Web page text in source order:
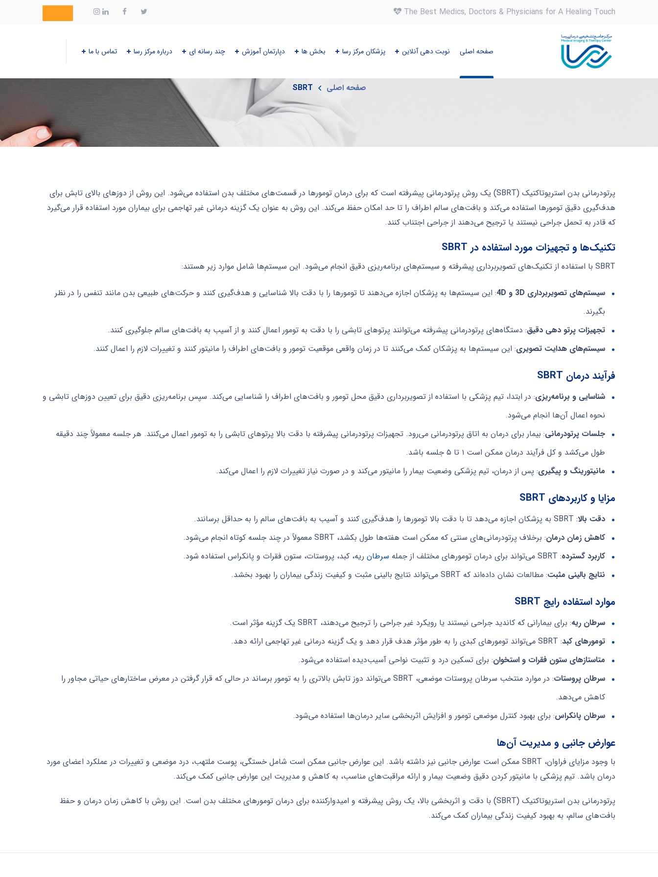
The Best Medics, Doctors & Physicians for A Healing Touch
صفحه اصلی نوبت دهی آنلاین پزشکان مرکز رسا بخش ها دپارتمان آموزش چند رسانه ای درباره مرکز رسا تماس با ما SBRT
صفحه اصلی SBRT
پرتودرمانی بدن استریوتاکتیک (SBRT) یک روش پرتودرمانی پیشرفته است که برای درمان تومورها در قسمت‌های مختلف بدن استفاده می‌شود. این روش از دوزهای بالای تابش برای
هدف‌گیری دقیق تومورها استفاده می‌کند و بافت‌های سالم اطراف را تا حد امکان حفظ می‌کند. این روش به عنوان یک گزینه درمانی غیر تهاجمی برای بیماران مورد استفاده قرار می‌گیرد
که قادر به تحمل جراحی نیستند یا ترجیح می‌دهند از جراحی اجتناب کنند.
تکنیک‌ها و تجهیزات مورد استفاده در SBRT
SBRT با استفاده از تکنیک‌های تصویربرداری پیشرفته و سیستم‌های برنامه‌ریزی دقیق انجام می‌شود. این سیستم‌ها شامل موارد زیر هستند:
سیستم‌های تصویربرداری 3D و 4D
: این سیستم‌ها به پزشکان اجازه می‌دهند تا تومورها را با دقت بالا شناسایی و هدف‌گیری کنند و حرکت‌های طبیعی بدن مانند تنفس را در نظر
بگیرند.
تجهیزات پرتو دهی دقیق: دستگاه‌های پرتودرمانی پیشرفته می‌توانند پرتوهای تابشی را با دقت به تومور اعمال کنند و از آسیب به بافت‌های سالم جلوگیری کنند.
سیستم‌های هدایت تصویری: این سیستم‌ها به پزشکان کمک می‌کنند تا در زمان واقعی موقعیت تومور و بافت‌های اطراف را مانیتور کنند و تغییرات لازم را اعمال کنند.
فرآیند درمان SBRT
شناسایی و برنامه‌ریزی: در ابتدا، تیم پزشکی با استفاده از تصویربرداری دقیق محل تومور و بافت‌های اطراف را شناسایی می‌کند. سپس برنامه‌ریزی دقیق برای تعیین دوزهای تابشی و
نحوه اعمال آن‌ها انجام می‌شود.
جلسات پرتودرمانی: بیمار برای درمان به اتاق پرتودرمانی می‌رود. تجهیزات پرتودرمانی پیشرفته با دقت بالا پرتوهای تابشی را به تومور اعمال می‌کنند. هر جلسه معمولاً چند دقیقه
طول می‌کشد و کل فرآیند درمان ممکن است ۱ تا ۵ جلسه باشد.
مانیتورینگ و پیگیری: پس از درمان، تیم پزشکی وضعیت بیمار را مانیتور می‌کند و در صورت نیاز تغییرات لازم را اعمال می‌کند.
مزایا و کاربردهای SBRT
دقت بالا: SBRT به پزشکان اجازه می‌دهد تا با دقت بالا تومورها را هدف‌گیری کنند و آسیب به بافت‌های سالم را به حداقل برسانند.
کاهش زمان درمان: برخلاف پرتودرمانی‌های سنتی که ممکن است هفته‌ها طول بکشد، SBRT معمولاً در چند جلسه کوتاه انجام می‌شود.
کاربرد گسترده: SBRT می‌تواند برای درمان تومورهای مختلف از جمله سرطان ریه، کبد، پروستات، ستون فقرات و پانکراس استفاده شود.
نتایج بالینی مثبت: مطالعات نشان داده‌اند که SBRT می‌تواند نتایج بالینی مثبت و کیفیت زندگی بیماران را بهبود بخشد.
موارد استفاده رایج SBRT
سرطان ریه: برای بیمارانی که کاندید جراحی نیستند یا رویکرد غیر جراحی را ترجیح می‌دهند، SBRT یک گزینه مؤثر است.
تومورهای کبد: SBRT می‌تواند تومورهای کبدی را به طور مؤثر هدف قرار دهد و یک گزینه درمانی غیر تهاجمی ارائه دهد.
متاستازهای ستون فقرات و استخوان: برای تسکین درد و تثبیت نواحی آسیب‌دیده استفاده می‌شود.
سرطان پروستات
: در موارد منتخب سرطان پروستات موضعی، SBRT می‌تواند دوز تابش بالاتری را به تومور برساند در حالی که قرار گرفتن در معرض ساختارهای حیاتی مجاور را
کاهش می‌دهد.
سرطان پانکراس: برای بهبود کنترل موضعی تومور و افزایش اثربخشی سایر درمان‌ها استفاده می‌شود.
عوارض جانبی و مدیریت آن‌ها
با وجود مزایای فراوان، SBRT ممکن است عوارض جانبی نیز داشته باشد. این عوارض جانبی ممکن است شامل خستگی، پوست ملتهب، درد موضعی و تغییرات در عملکرد اعضای مورد
درمان باشد. تیم پزشکی با مانیتور کردن دقیق وضعیت بیمار و ارائه مراقبت‌های مناسب، به کاهش و مدیریت این عوارض جانبی کمک می‌کند.
پرتودرمانی بدن استریوتاکتیک (SBRT) با دقت و اثربخشی بالا، یک روش پیشرفته و امیدوارکننده برای درمان تومورهای مختلف بدن است. این روش با کاهش زمان درمان و حفظ
بافت‌های سالم، به بهبود کیفیت زندگی بیماران کمک می‌کند.